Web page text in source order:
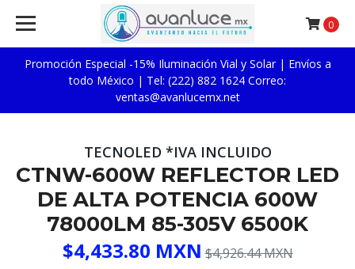
Promoción Especial -15% Iluminación Vial y Solar | Envíos a
todo México | Tel: (222) 882 1624 Correo:
ventas@avanlucemx.net
0
TECNOLED *IVA INCLUIDO
CTNW-600W REFLECTOR LED
DE ALTA POTENCIA 600W
78000LM 85-305V 6500K
$4,433.80 MXN $4,926.44 MXN